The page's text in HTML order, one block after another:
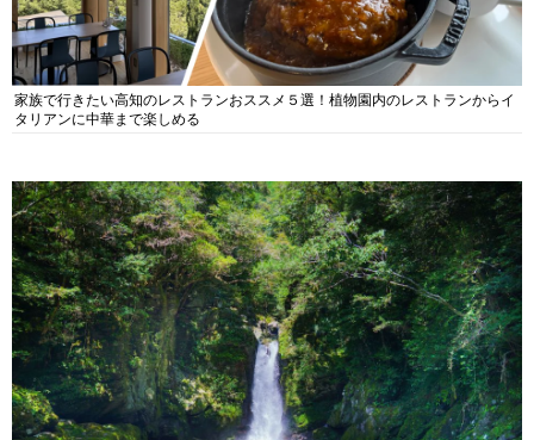
家族で行きたい高知のレストランおススメ５選！植物園内のレストランからイ
タリアンに中華まで楽しめる